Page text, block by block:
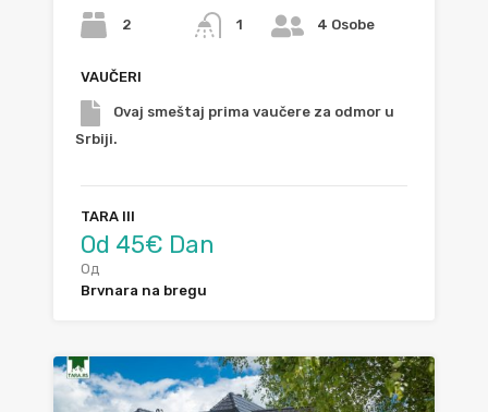
2 1 4 Osobe
VAUČERI
Ovaj smeštaj prima vaučere za odmor u
Srbiji.
TARA III
Od 45€ Dan
Од
Brvnara na bregu